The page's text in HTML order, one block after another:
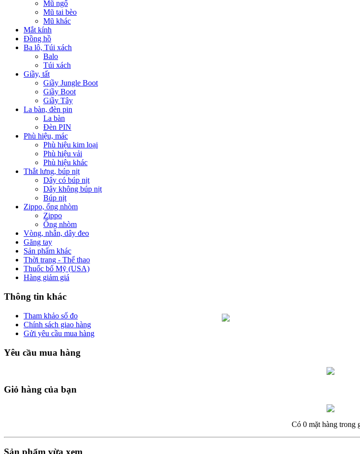
Mũ ngố
Mũ tai bèo
Mũ khác
Mắt kính
Đồng hồ
Ba lô, Túi xách
Balo
Túi xách
Giầy, tất
Giầy Jungle Boot
Giầy Boot
Giầy Tây
La bàn, đèn pin
La bàn
Đèn PIN
Phù hiệu, mác
Phù hiệu kim loại
Phù hiệu vải
Phù hiệu khác
Thắt lưng, búp nịt
Dây có búp nịt
Dây không búp nịt
Búp nịt
Zippo, ống nhòm
Zippo
Ống nhòm
Vòng, nhẫn, dây đeo
Găng tay
Sản phẩm khác
Thời trang - Thể thao
Thuốc bổ Mỹ (USA)
Hàng giảm giá
Thông tin khác
Tham khảo số đo
Chính sách giao hàng
Gửi yêu cầu mua hàng
Yêu cầu mua hàng
Giỏ hàng của bạn
Có 0 mặt hàng trong